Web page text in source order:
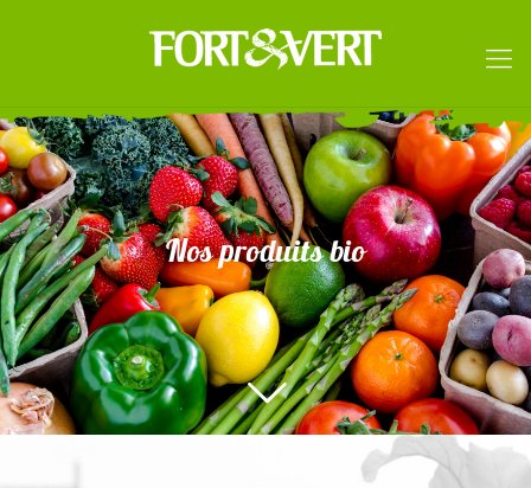
Nos produits bio